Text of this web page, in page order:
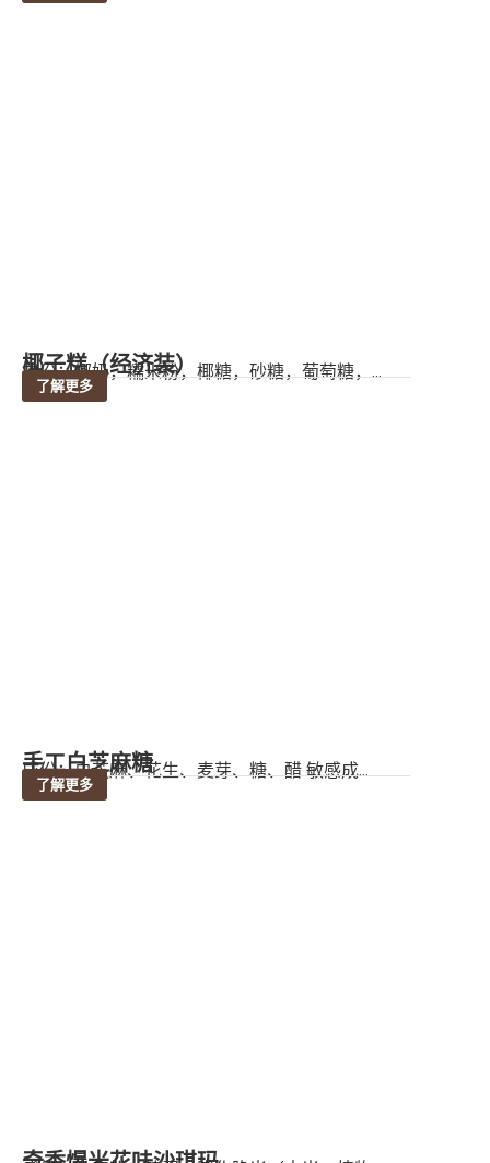
椰子糕（经济装）
成份：椰奶，糯米粉，椰糖，砂糖，葡萄糖，...
了解更多
手工白芝麻糖
成份：白芝麻、花生、麦芽、糖、醋 敏感成...
了解更多